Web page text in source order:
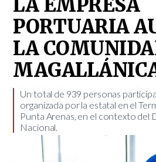
LA EMPRESA
PORTUARIA
LA
​Un total de 939 personas
organizada por la estatal en el
Punta Arenas, en el contexto del
Nacional.